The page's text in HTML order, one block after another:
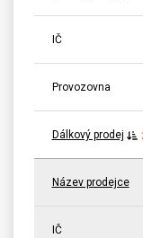
IČ
Provozovna
Dálkový prodej
Název prodejce
IČ